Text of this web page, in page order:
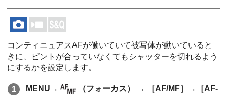
コンティニュアスAFが働いていて被写体が動いていると
きに、ピントが合っていなくてもシャッターを切れるよう
にするかを設定します。
MENU → （フォーカス） → ［AF/MF］ →
［AF-